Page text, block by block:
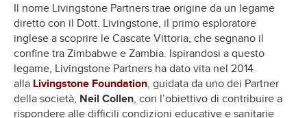
Il nome Livingstone Partners trae origine da un legame
diretto con il Dott. Livingstone, il primo esploratore
inglese a scoprire le Cascate Vittoria, che segnano il
confine tra Zimbabwe e Zambia. Ispirandosi a questo
legame, Livingstone Partners ha dato vita nel 2014
alla Livingstone Foundation, guidata da uno dei Partner
della società, Neil Collen, con l’obiettivo di contribuire a
rispondere alle difficili condizioni educative e sanitarie